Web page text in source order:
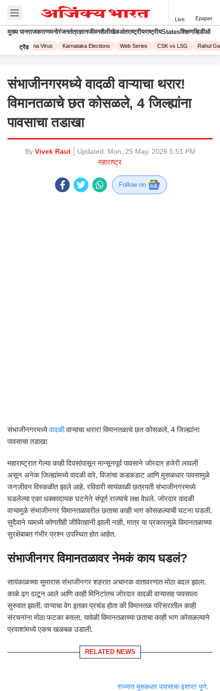
Live Epaper
मुख्य पानराजकारणमनोरंजनतंत्रज्ञानजीवनशैलीखेळअंतराष्ट्रीयराष्ट्रीयStatesशिक्षणव्हिडीओ
ट्रेंड
Corona Virus Karnataka Elections Web Series CSK vs LSG Rahul
संभाजीनगरमध्ये वादळी वाऱ्याचा थरार!
विमानतळाचे छत कोसळले, 4 जिल्ह्यांना
पावसाचा तडाखा
By Vivek Raut Updated: Mon, 25 May, 2026 5:51 PM
महाराष्ट्र
Follow on
संभाजीनगरमध्येवादळीवाऱ्याचा थरार! विमानतळाचे छत कोसळले, 4 जिल्ह्यांना
पावसाचा तडाखा
महाराष्ट्रात गेल्या काही दिवसांपासून मान्सूनपूर्व पावसाने जोरदार हजेरी लावली
असून अनेक जिल्ह्यांमध्ये वादळी वारे, विजांचा कडकडाट आणि मुसळधार पावसामुळे
जनजीवन विस्कळीत झाले आहे. रविवारी सायंकाळी छत्रपती संभाजीनगरमध्ये
घडलेल्या एका धक्कादायक घटनेने संपूर्ण राज्याचे लक्ष वेधले. जोरदार वादळी
वाऱ्यामुळे संभाजीनगर विमानतळावरील छताचा काही भाग कोसळल्याची घटना घडली.
सुदैवाने यामध्ये कोणतीही जीवितहानी झाली नाही, मात्र या प्रकारामुळे विमानतळाच्या
सुरक्षेबाबत गंभीर प्रश्न उपस्थित होत आहेत.
संभाजीनगर विमानतळावर नेमकं काय घडलं?
सायंकाळच्या सुमारास संभाजीनगर शहरात अचानक वातावरणात मोठा बदल झाला.
काळे ढग दाटून आले आणि काही मिनिटांतच जोरदार वादळी वाऱ्यासह पावसाला
सुरुवात झाली. वाऱ्याचा वेग इतका प्रचंड होता की विमानतळ परिसरातील काही
संरचनांना मोठा फटका बसला. यावेळी विमानतळाच्या छताचा काही भाग कोसळल्याने
प्रवाशांमध्ये एकच खळबळ उडाली.
RELATED NEWS
राज्यात मुसळधार पावसाचा इशारा! पुणे,